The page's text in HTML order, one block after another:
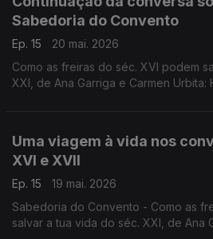
Sabedoria do Convento
Ep. 15
20 mai. 2026
Como as freiras do séc. XVI podem
XXI, de Ana Garriga e Carmen Urbita:
Uma viagem à vida nos
XVI e XVII
Ep. 15
19 mai. 2026
Sabedoria do Convento - Como as
salvar a tua vida do séc. XXI, de Ana